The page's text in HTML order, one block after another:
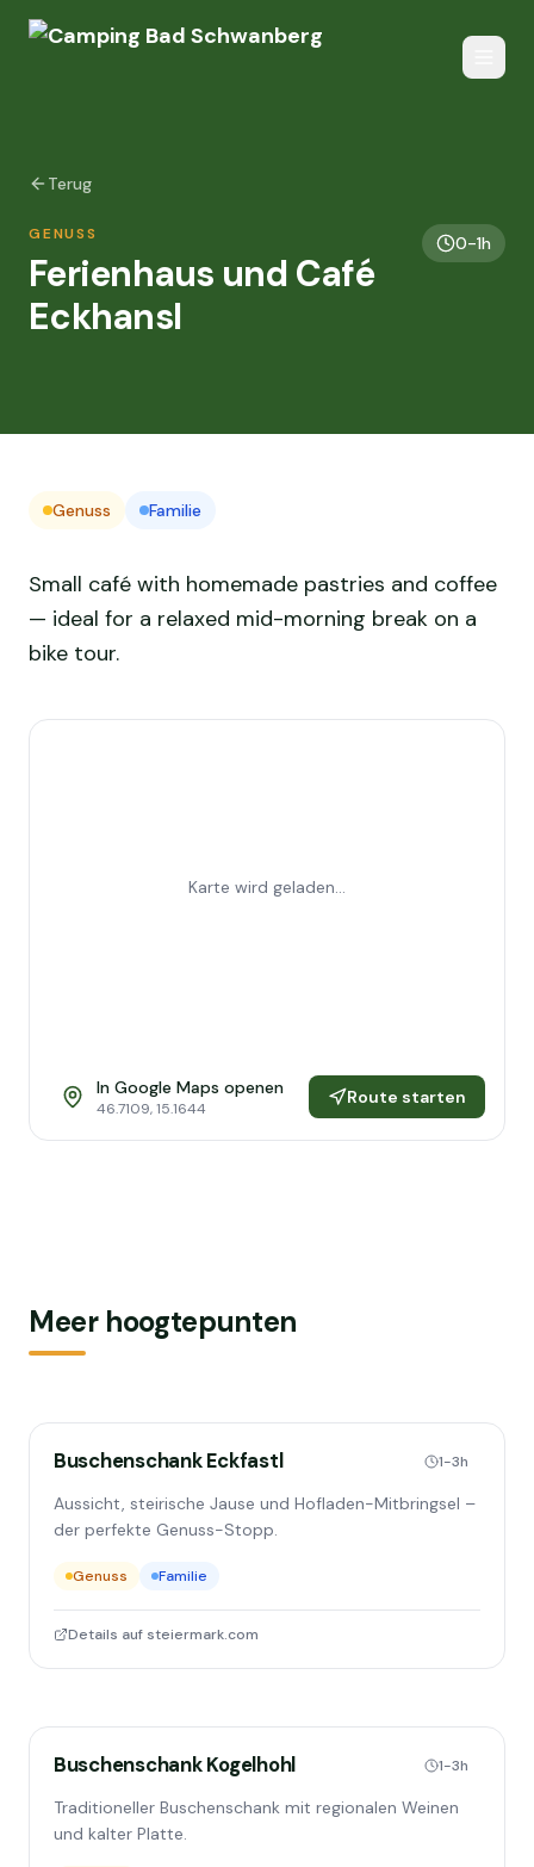
Terug
GENUSS
Ferienhaus und Café
Eckhansl
0-1h
Genuss Familie
Small café with homemade pastries and coffee
— ideal for a relaxed mid-morning break on a
bike tour.
Karte wird geladen...
In Google Maps openen
46.7109,15.1644
Route starten
Meer hoogtepunten
Buschenschank Eckfastl 1-3h
Aussicht, steirische Jause und Hofladen-Mitbringsel –
der perfekte Genuss-Stopp.
Genuss Familie
Details auf steiermark.com
Buschenschank Kogelhohl 1-3h
Traditioneller Buschenschank mit regionalen Weinen
und kalter Platte.